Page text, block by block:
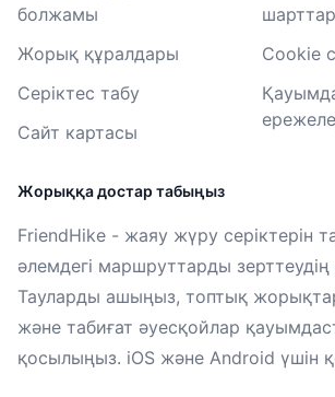
болжамы
Жорық құралдары
Серіктес табу
Сайт картасы
Cookie
Жорыққа достар табыңыз
FriendHike - жаяу жүру серіктерін
әлемдегі маршруттарды
Тауларды ашыңыз, топтық
және табиғат әуесқойлар
қосылыңыз. iOS және Android үшін